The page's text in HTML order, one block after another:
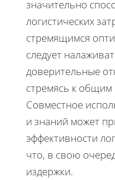
значительно
логистических
стремящимся
следует
доверительные
стремясь к
Совместное
и знаний может
эффективности
что, в свою
издержки.